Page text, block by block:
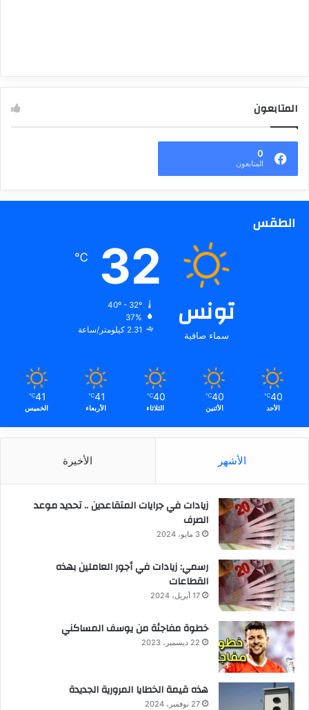
المتابعون
0
المتابعون
الطقس
تونس
سماء صافية
32
℃
37%
2.31 كيلومتر/ساعة
40
℃
الأحد
40
℃
الأثنين
40
℃
الثلاثاء
41
℃
الأربعاء
41
℃
الخميس
الأشهر الأخيرة
زيادات في جرايات المتقاعدين .. تحديد موعد
الصرف
3 مايو، 2024
رسمي: زيادات في أجور العاملين بهذه
القطاعات
17 أبريل، 2024
خطوة مفاجئة من يوسف المساكني
22 ديسمبر، 2023
هذه قيمة الخطايا المرورية الجديدة
27 نوفمبر، 2024